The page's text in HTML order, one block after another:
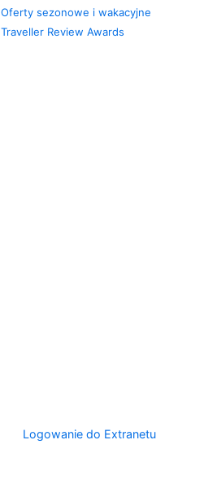
Oferty sezonowe i wakacyjne
Traveller Review Awards
Logowanie do Extranetu